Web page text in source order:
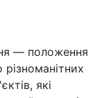
— положення
які